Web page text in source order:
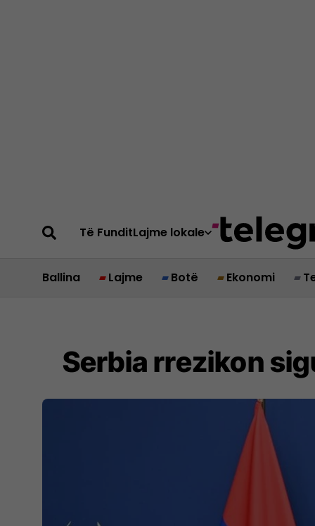
Të FunditLajme lokale
Ballina Lajme Botë Ekonomi
Serbia rrezikon